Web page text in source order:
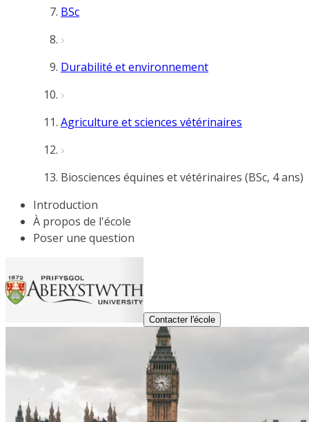
BSc
Durabilité et environnement
Agriculture et sciences vétérinaires
Biosciences équines et vétérinaires (BSc, 4 ans)
Introduction
À propos de l'école
Poser une question
Contacter l'école